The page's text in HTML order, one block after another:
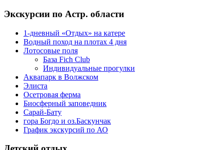
Экскурсии по Астр. области
1-дневный «Отдых» на катере
Водный поход на плотах 4 дня
Лотосовые поля
База Fich Club
Индивидуальные прогулки
Аквапарк в Волжском
Элиста
Осетровая ферма
Биосферный заповедник
Сарай-Бату
гора Богдо и оз.Баскунчак
График экскурсий по АО